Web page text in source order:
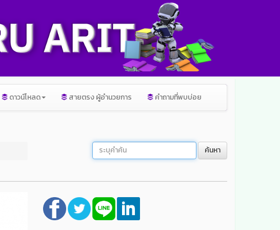
ดาวน์โหลด สายตรง ผู้อำนวยการ คำถามที่พบบ่อย
ค้นหา